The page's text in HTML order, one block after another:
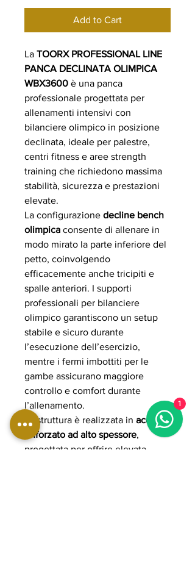
Add to Cart
La TOORX PROFESSIONAL LINE
PANCA DECLINATA OLIMPICA
WBX3600 è una panca
professionale progettata per
allenamenti intensivi con
bilanciere olimpico in posizione
declinata, ideale per palestre,
centri fitness e aree strength
training che richiedono massima
stabilità, sicurezza e prestazioni
elevate.
La configurazione decline bench
olimpica consente di allenare in
modo mirato la parte inferiore del
petto, coinvolgendo
efficacemente anche tricipiti e
spalle anteriori. I supporti
professionali per bilanciere
olimpico garantiscono un setup
stabile e sicuro durante
l’esecuzione dell’esercizio,
mentre i fermi imbottiti per le
gambe assicurano maggiore
controllo e comfort durante
l’allenamento.
La struttura è realizzata in acciaio
rinforzato ad alto spessore,
progettata per offrire elevata
1